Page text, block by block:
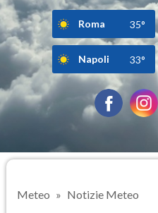
Roma 35°
Napoli 33°
Meteo Notizie Meteo